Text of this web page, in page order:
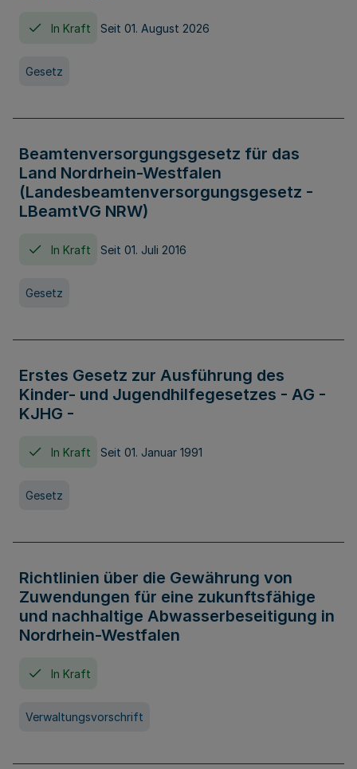
In Kraft Seit 01. August 2026
Gesetz
Beamtenversorgungsgesetz für das
Land Nordrhein-Westfalen
(Landesbeamtenversorgungsgesetz -
LBeamtVG NRW)
In Kraft Seit 01. Juli 2016
Gesetz
Erstes Gesetz zur Ausführung des
Kinder- und Jugendhilfegesetzes - AG -
KJHG -
In Kraft Seit 01. Januar 1991
Gesetz
Richtlinien über die Gewährung von
Zuwendungen für eine zukunftsfähige
und nachhaltige Abwasserbeseitigung in
Nordrhein-Westfalen
In Kraft
Verwaltungsvorschrift